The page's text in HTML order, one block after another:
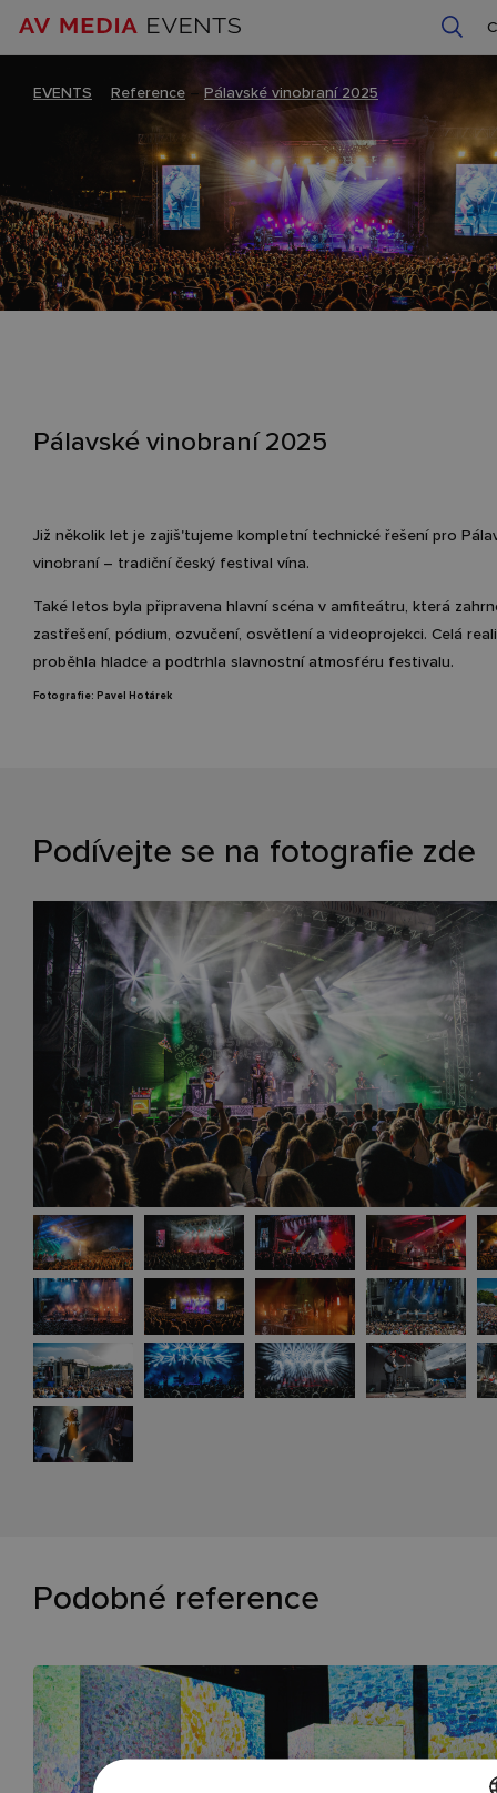
EVENTS Reference – Pálavské vinobraní 2025
Pálavské vinobraní 2025
Již několik let je zajiš'tujeme kompletní technické řešení pro
vinobraní – tradiční český festival vína.
Také letos byla připravena hlavní scéna v amfiteátru, která
zastřešení, pódium, ozvučení, osvětlení a videoprojekci. Celá
proběhla hladce a podtrhla slavnostní atmosféru festivalu.
Fotografie: Pavel Hotárek
Podívejte se na fotografie zde
Podobné reference